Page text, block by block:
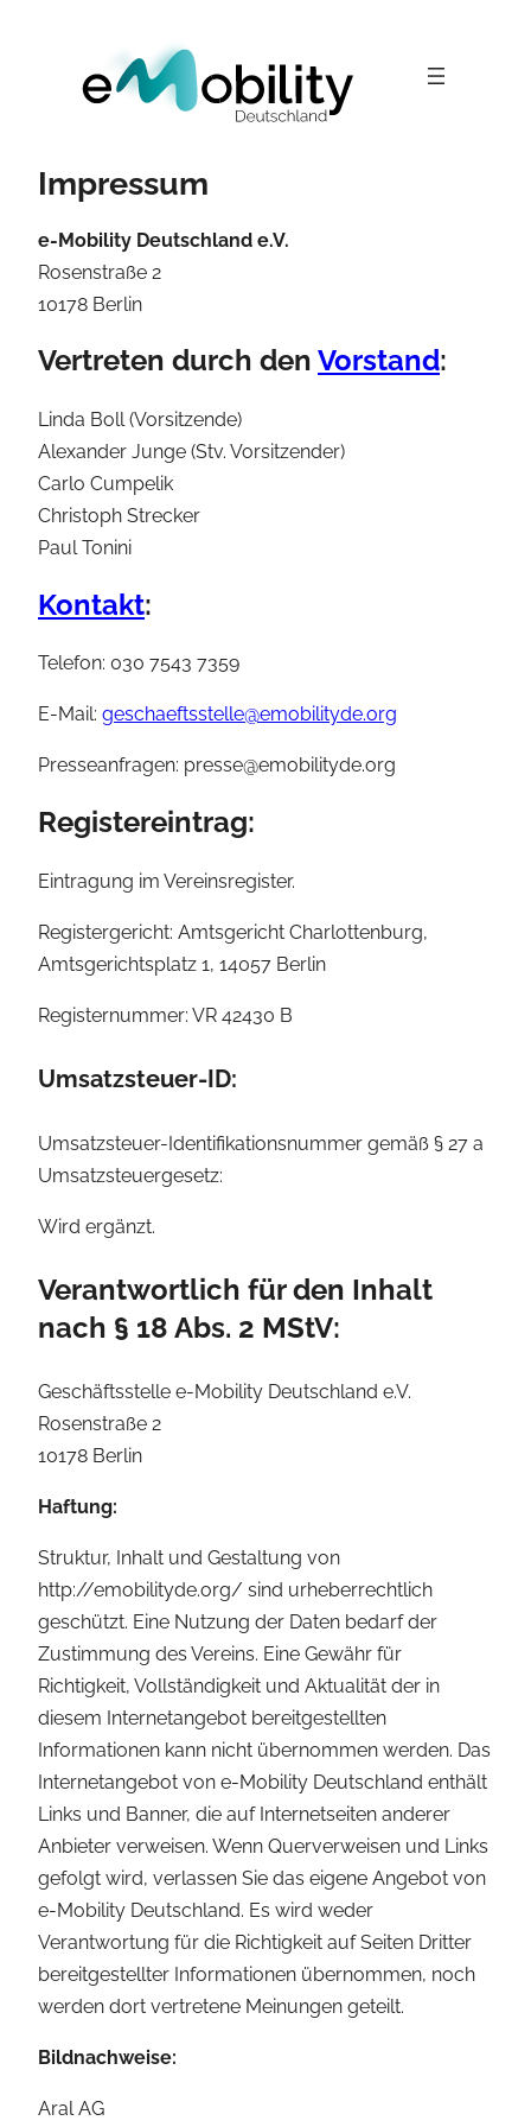
springen
Impressum
e-Mobility Deutschland e.V.
Rosenstraße 2
10178 Berlin
Vertreten durch den Vorstand:
Linda Boll (Vorsitzende)
Alexander Junge (Stv. Vorsitzender)
Carlo Cumpelik
Christoph Strecker
Paul Tonini
Kontakt:
Telefon: 030 7543 7359
E-Mail: geschaeftsstelle@emobilityde.org
Presseanfragen: presse@emobilityde.org
Registereintrag:
Eintragung im Vereinsregister.
Registergericht: Amtsgericht Charlottenburg,
Amtsgerichtsplatz 1, 14057 Berlin
Registernummer: VR 42430 B
Umsatzsteuer-ID:
Umsatzsteuer-Identifikationsnummer gemäß § 27 a
Umsatzsteuergesetz:
Wird ergänzt.
Verantwortlich für den Inhalt
nach § 18 Abs. 2 MStV:
Geschäftsstelle e-Mobility Deutschland e.V.
Rosenstraße 2
10178 Berlin
Haftung:
Struktur, Inhalt und Gestaltung von
http://emobilityde.org/ sind urheberrechtlich
geschützt. Eine Nutzung der Daten bedarf der
Zustimmung des Vereins. Eine Gewähr für
Richtigkeit, Vollständigkeit und Aktualität der in
diesem Internetangebot bereitgestellten
Informationen kann nicht übernommen werden. Das
Internetangebot von e-Mobility Deutschland enthält
Links und Banner, die auf Internetseiten anderer
Anbieter verweisen. Wenn Querverweisen und Links
gefolgt wird, verlassen Sie das eigene Angebot von
e-Mobility Deutschland. Es wird weder
Verantwortung für die Richtigkeit auf Seiten Dritter
bereitgestellter Informationen übernommen, noch
werden dort vertretene Meinungen geteilt.
Bildnachweise:
Aral AG